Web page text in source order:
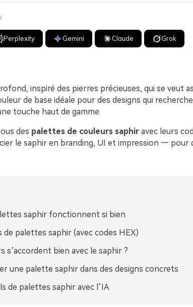
Perplexity Gemini Claude Grok
inspiré des pierres précieuses, qui se veut
de base idéale pour des designs qui
touche haut de gamme.
des palettes de couleurs saphiravec leurs
le saphir en branding, UI et impression — pour
saphir fonctionnent si bien
de palettes saphir (avec codes HEX)
s’accordent bien avec le saphir ?
une palette saphir dans des designs concrets
de palettes saphir avec l’IA